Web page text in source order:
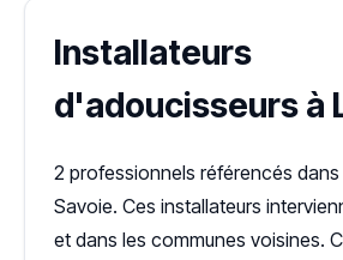
Installateurs
d'adoucisseurs à
2 professionnels référencés
Savoie. Ces installateurs
et dans les communes voisines.